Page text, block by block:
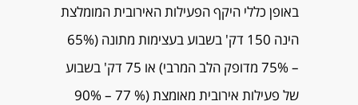
באופן כללי היקף הפעילות האירובית המומלצת
הינה 150 דק' בשבוע בעצימות מתונה (65%
– 75% מדופק הלב המרבי) או 75 דק' בשבוע
של פעילות אירובית מאומצת (% 77 – 90%